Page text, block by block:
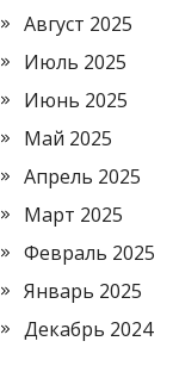
Август 2025
Июль 2025
Июнь 2025
Май 2025
Апрель 2025
Март 2025
Февраль 2025
Январь 2025
Декабрь 2024